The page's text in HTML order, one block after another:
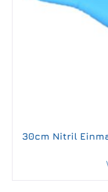
30cm Nitril